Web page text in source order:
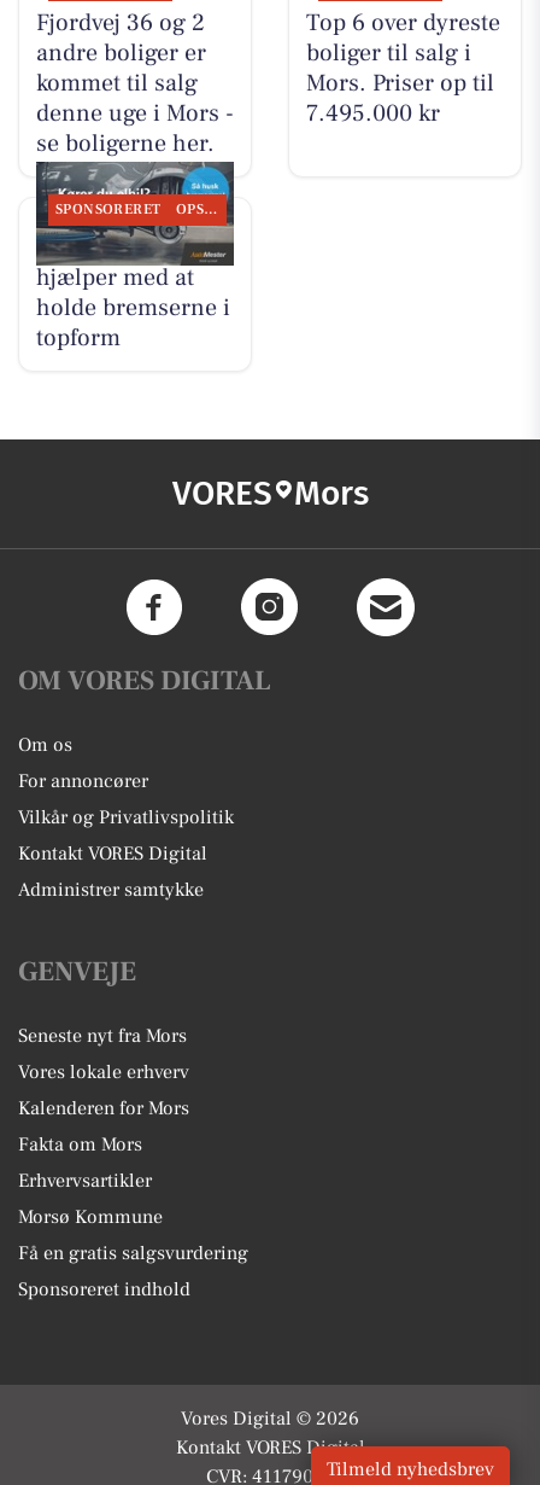
Fjordvej 36 og 2
andre boliger er
kommet til salg
denne uge i Mors -
se boligerne her.
Top 6 over dyreste
boliger til salg i
Mors. Priser op til
7.495.000 kr
SPONSORERET OPSLAGSTAVLEN
GUMMI-OLE
hjælper med at
holde bremserne i
topform
VORES Mors
OM VORES DIGITAL
Om os
For annoncører
Vilkår og Privatlivspolitik
Kontakt VORES Digital
Administrer samtykke
GENVEJE
Seneste nyt fra Mors
Vores lokale erhverv
Kalenderen for Mors
Fakta om Mors
Erhvervsartikler
Morsø Kommune
Få en gratis salgsvurdering
Sponsoreret indhold
Vores Digital © 2026
Kontakt VORES Digital
CVR: 41179082Tilmeld nyhedsbrev